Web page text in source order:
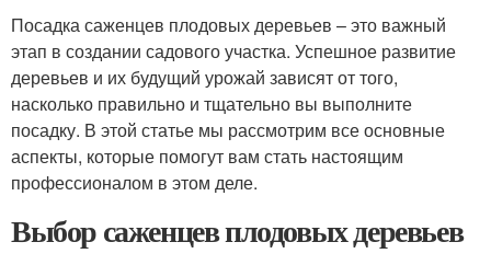
Посадка саженцев плодовых деревьев – это важный
этап в создании садового участка. Успешное развитие
деревьев и их будущий урожай зависят от того,
насколько правильно и тщательно вы выполните
посадку. В этой статье мы рассмотрим все основные
аспекты, которые помогут вам стать настоящим
профессионалом в этом деле.
Выбор саженцев плодовых деревьев